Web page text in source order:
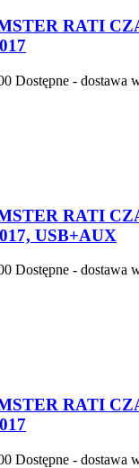
RATI
Dostępne - dostawa
RATI
USB+AUX
Dostępne - dostawa
RATI
Dostępne - dostawa